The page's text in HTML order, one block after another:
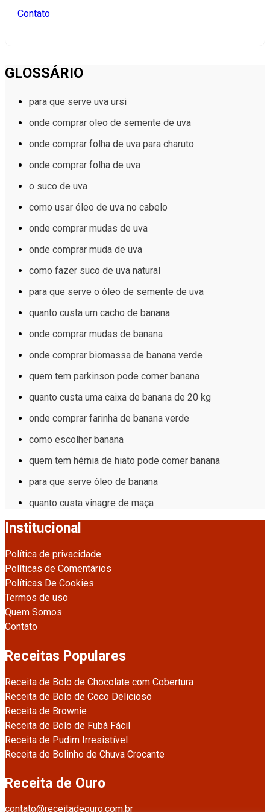
Contato
GLOSSÁRIO
para que serve uva ursi
onde comprar oleo de semente de uva
onde comprar folha de uva para charuto
onde comprar folha de uva
o suco de uva
como usar óleo de uva no cabelo
onde comprar mudas de uva
onde comprar muda de uva
como fazer suco de uva natural
para que serve o óleo de semente de uva
quanto custa um cacho de banana
onde comprar mudas de banana
onde comprar biomassa de banana verde
quem tem parkinson pode comer banana
quanto custa uma caixa de banana de 20 kg
onde comprar farinha de banana verde
como escolher banana
quem tem hérnia de hiato pode comer banana
para que serve óleo de banana
quanto custa vinagre de maça
Institucional
Política de privacidade
Políticas de Comentários
Políticas De Cookies
Termos de uso
Quem Somos
Contato
Receitas Populares
Receita de Bolo de Chocolate com Cobertura
Receita de Bolo de Coco Delicioso
Receita de Brownie
Receita de Bolo de Fubá Fácil
Receita de Pudim Irresistível
Receita de Bolinho de Chuva Crocante
Receita de Ouro
contato@receitadeouro.com.br